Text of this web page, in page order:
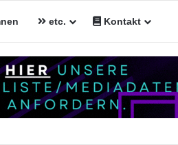
etc. Kontakt